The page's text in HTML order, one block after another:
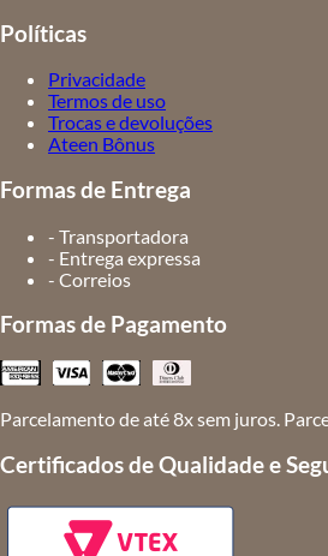
Políticas
Privacidade
Termos de uso
Trocas e devoluções
Ateen Bônus
Formas de Entrega
- Transportadora
- Entrega expressa
- Correios
Formas de Pagamento
Parcelamento de até 8x sem juros.
Certificados de Qualidade e